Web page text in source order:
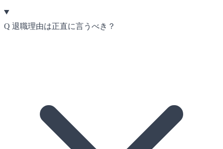
Q 退職理由は正直に言うべき？